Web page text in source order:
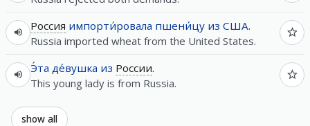
Россия импорти́ровала пшени́цу из США.
Russia imported wheat from the United States.
Э́та де́вушка из России.
This young lady is from Russia.
show all